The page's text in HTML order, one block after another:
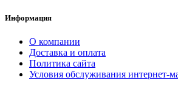
Информация
О компании
Доставка и оплата
Политика сайта
Условия обслуживания интернет-